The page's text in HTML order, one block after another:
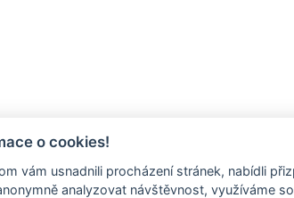
rozhlas
poruchy a výpadky energií, ankety, pozvánky
o cookies!
vám usnadnili procházení stránek, nabídli
analyzovat návštěvnost, využíváme